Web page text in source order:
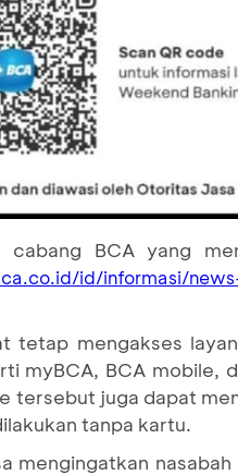
cabang BCA yang
id/informasi/
tetap mengakses
myBCA, BCA mobile,
tersebut juga dapat
tanpa kartu.
mengingatkan